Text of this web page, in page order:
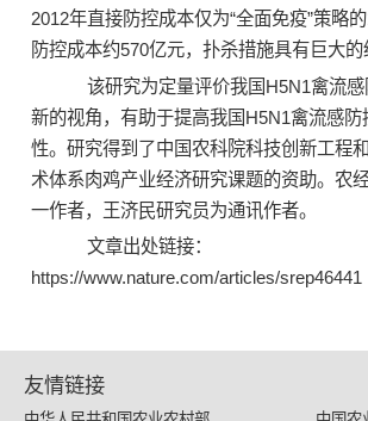
2012年直接防控成本仅为“全面免疫”策略
防控成本约570亿元，扑杀措施具有巨大的
该研究为定量评价我国H5N1禽流感
新的视角，有助于提高我国H5N1禽流感防
性。研究得到了中国农科院科技创新工程
术体系肉鸡产业经济研究课题的资助。农
一作者，王济民研究员为通讯作者。
文章出处链接：
https://www.nature.com/articles/srep46441
友情链接